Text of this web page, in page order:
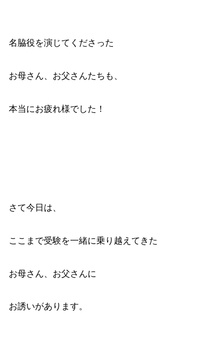
名脇役を演じてくださった
お母さん、お父さんたちも、
本当にお疲れ様でした！
さて今日は、
ここまで受験を一緒に乗り越えてきた
お母さん、お父さんに
お誘いがあります。